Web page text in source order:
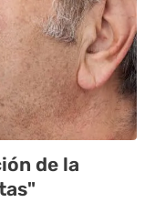
de la